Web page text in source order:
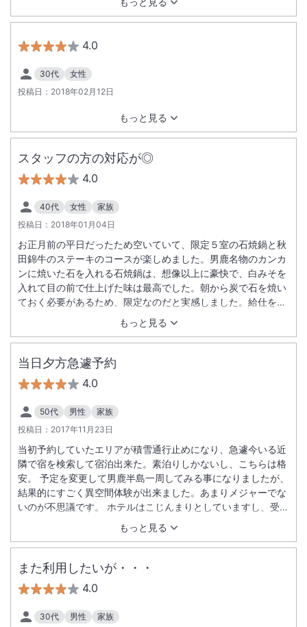
4.0
30代
女性
投稿日： 2018年02月12日
もっと見る
スタッフの方の対応が◎
4.0
40代 女性
家族
投稿日： 2018年01月04日
もっと見る
お正月前の平日だったため空いていて、限定５室の石焼鍋と秋
田錦牛のステーキのコースが楽しめました。男鹿名物のカンカ
ンに焼いた石を入れる石焼鍋は、想像以上に豪快で、白みそを
入れて目の前で仕上げた味は最高でした。朝から炭で石を焼い
ておく必要があるため、限定なのだと実感しました。給仕をし
てくださった方がとても親切で、家族のように温かく対応して
くださり、とても楽しい旅行になりました。後から知って残念
でしたが、地下のお風呂は時間限定で選べるシャンプーもあり
素敵でした。施設はメンテしながら綺麗にしていましたし、お
いです。
当日夕方急遽予約
4.0
50代 男性
家族
投稿日： 2017年11月23日
もっと見る
当初予約していたエリアが積雪通行止めになり、急遽今いる近
隣で宿を検索して宿泊出来た。素泊りしかないし、こちらは格
安。 予定を変更して男鹿半島一周してみる事になりましたが、
結果的にすごく異空間体験が出来ました。あまりメジャーでな
いのが不思議です。 ホテルはこじんまりとしていますし、受付
の中年女性も愛想もない雰囲気。これは男鹿半島の景色に相ま
っています。 設備や部屋など、やはり古く薄暗い感じで、これ
が昭和回帰っぽくて風情にも思いました。 風呂は二ヶ所ありど
ちらも広くはなく古い感じはします。が、夜も朝も行き違いに
泉質と日本海の景色にどっぷりつかる事ができまして、これは
とても贅沢な経験でした。 内湯の床半分が温泉成分で火星のク
レーターのようになってますよ。
また利用したいが・・・
4.0
30代 男性 家族